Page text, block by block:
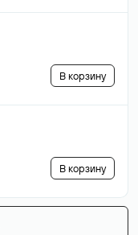
В корзину
В корзину